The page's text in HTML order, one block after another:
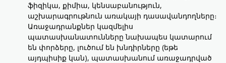
ֆիզիկա, քիմիա, կենսաբանություն,
աշխարագրութնուն առակայի դասավանդողները։
Առաջադրանքներ կազմելիս
պատասխանատունները նախապես կատարում
են փորձերը, լուծում են խնդիրները (եթե
այդպիսիք կան), պատասխանում առաջադրված